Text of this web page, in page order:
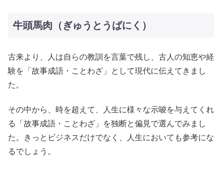
牛頭馬肉（ぎゅうとうばにく）
古来より、人は自らの教訓を言葉で残し、古人の知恵や経
験を「故事成語・ことわざ」として現代に伝えてきまし
た。
その中から、時を超えて、人生に様々な示唆を与えてくれ
る「故事成語・ことわざ」を独断と偏見で選んでみまし
た。きっとビジネスだけでなく、人生においても参考にな
るでしょう。